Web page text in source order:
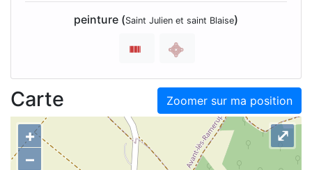
peinture (Saint Julien et saint Blaise)
Zoomer sur ma position
Carte
+
–
⤢